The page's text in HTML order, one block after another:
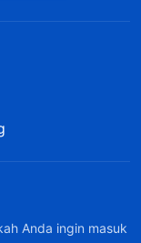
Anda ingin masuk